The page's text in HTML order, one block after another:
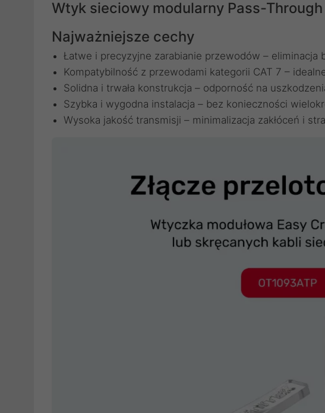
Wtyk sieciowy modularny Pass-
Najważniejsze cechy
Łatwe i precyzyjne zarabianie przewodów – eliminacja
Kompatybilność z przewodami kategorii CAT 7 –
Solidna i trwała konstrukcja – odporność na
Szybka i wygodna instalacja – bez konieczności
Wysoka jakość transmisji – minimalizacja zakłóceń i